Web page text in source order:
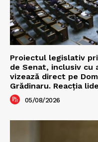
Proiectul legislativ
de Senat, inclusiv cu
vizează direct pe
Grădinaru. Reacția
05/08/2026